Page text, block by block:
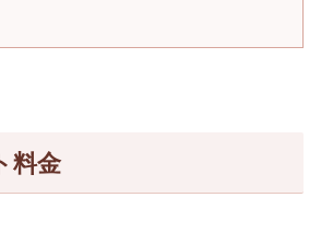
料金